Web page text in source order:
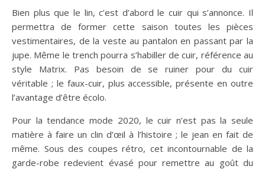
Bien plus que le lin, c’est d’abord le cuir qui s’annonce. Il
permettra de former cette saison toutes les pièces
vestimentaires, de la veste au pantalon en passant par la
jupe. Même le trench pourra s’habiller de cuir, référence au
style Matrix. Pas besoin de se ruiner pour du cuir
véritable ; le faux-cuir, plus accessible, présente en outre
l’avantage d’être écolo.
Pour la tendance mode 2020, le cuir n’est pas la seule
matière à faire un clin d’œil à l’histoire ; le jean en fait de
même. Sous des coupes rétro, cet incontournable de la
garde-robe redevient évasé pour remettre au goût du